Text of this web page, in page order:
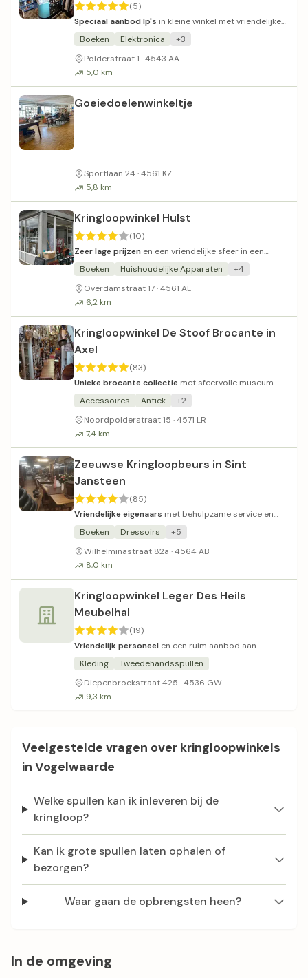
(5)
Speciaal aanbod lp's in kleine winkel met vriendelijke
bediening.
Boeken Elektronica
+3
Polderstraat 1 · 4543 AA
5,0 km
Goeiedoelenwinkeltje
Sportlaan 24 · 4561 KZ
5,8 km
Kringloopwinkel Hulst
(10)
Zeer lage prijzen en een vriendelijke sfeer in een
gezellige winkel.
Boeken Huishoudelijke Apparaten
+4
Overdamstraat 17 · 4561 AL
6,2 km
Kringloopwinkel De Stoof Brocante in
Axel
(83)
Unieke brocante collectie met sfeervolle museum-
achtige uitstraling.
Accessoires Antiek
+2
Noordpolderstraat 15 · 4571 LR
7,4 km
Zeeuwse Kringloopbeurs in Sint
Jansteen
(85)
Vriendelijke eigenaars met behulpzame service en
divers aanbod.
Boeken Dressoirs
+5
Wilhelminastraat 82a · 4564 AB
8,0 km
Kringloopwinkel Leger Des Heils
Meubelhal
(19)
Vriendelijk personeel en een ruim aanbod aan
goedkope meubels.
Kleding
Tweedehandsspullen
Diepenbrockstraat 425 · 4536 GW
9,3 km
Veelgestelde vragen over kringloopwinkels
in Vogelwaarde
Welke spullen kan ik inleveren bij de
kringloop?
Kan ik grote spullen laten ophalen of
bezorgen?
Waar gaan de opbrengsten heen?
In de omgeving